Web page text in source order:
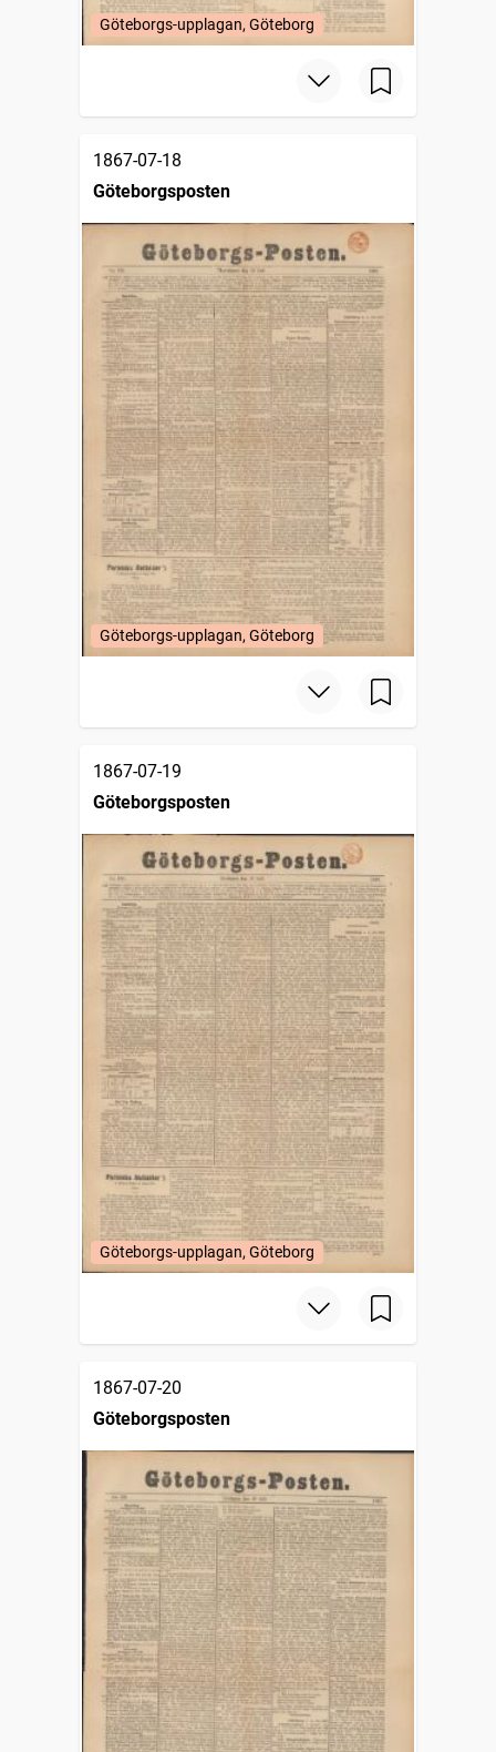
Göteborgs-upplagan, Göteborg
1867-07-18
Göteborgsposten
Göteborgs-upplagan, Göteborg
1867-07-19
Göteborgsposten
Göteborgs-upplagan, Göteborg
1867-07-20
Göteborgsposten